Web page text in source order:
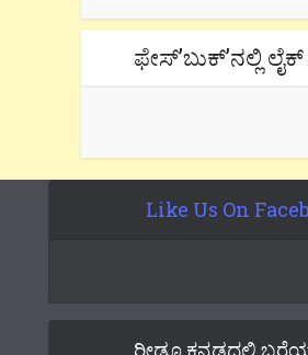
ಫೇಸ್’ಬುಕ್’ನಲ್ಲಿ
Like Us On
ರೀಡೂ ಕನ್ನಡದಲ್ಲಿ